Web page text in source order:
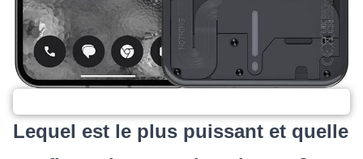
Lequel est le plus puissant et quelle